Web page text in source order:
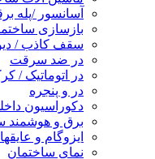
آسانسور /پله
بازسازی
سقف کاذب /
در ضد سرقت
در اتوماتیک /
در و پنجره
دکوراسیون
برق و هوشمند
ایزوگام و
نمای ساختمان